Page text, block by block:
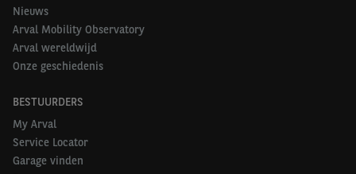
Nieuws
Arval Mobility Observatory
Arval wereldwijd
Onze geschiedenis
BESTUURDERS
My Arval
Service Locator
Garage vinden